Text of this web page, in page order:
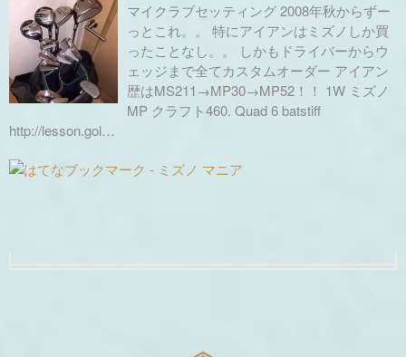
マイクラブセッティング 2008年秋からずー
っとこれ。。 特にアイアンはミズノしか買
ったことなし。。 しかもドライバーからウ
ェッジまで全てカスタムオーダー アイアン
歴はMS211→MP30→MP52！！ 1W ミズノ
MP クラフト460. Quad 6 batstiff
http://lesson.gol…